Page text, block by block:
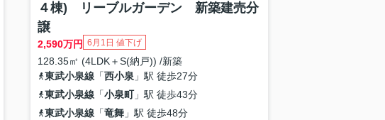
４棟) リーブルガーデン 新築建売分
譲
2,590万円 6月1日 値下げ
128.35㎡ (4LDK＋S(納戸)) /新築
東武小泉線「西小泉 」駅 徒歩27分
東武小泉線「小泉町」駅 徒歩43分
東武小泉線「竜舞」駅 徒歩48分